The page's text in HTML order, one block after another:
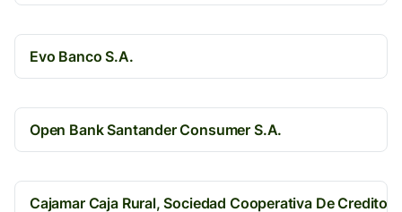
Evo Banco S.A.
Open Bank Santander Consumer S.A.
Cajamar Caja Rural, Sociedad Cooperativa De Credito